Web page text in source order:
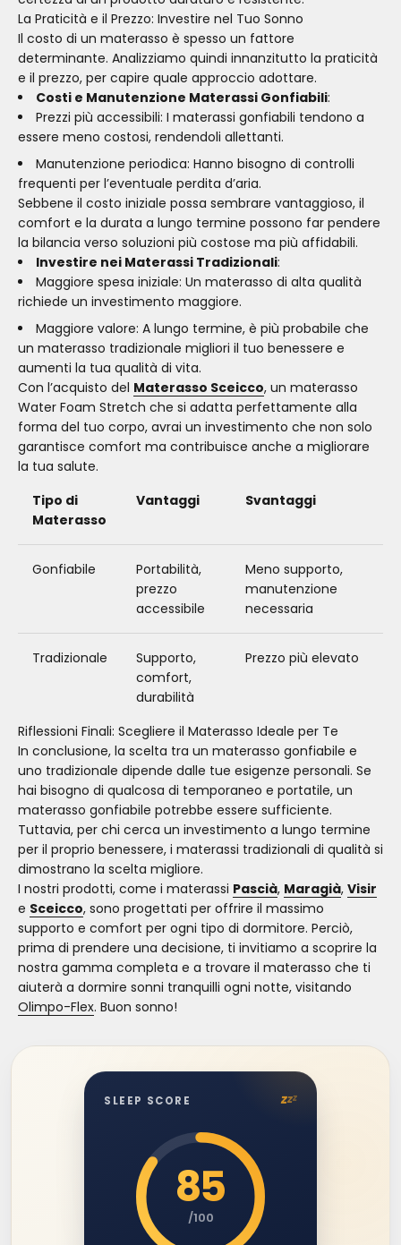
La Praticità e il Prezzo: Investire nel Tuo Sonno
Il costo di un materasso è spesso un fattore
determinante. Analizziamo quindi innanzitutto la praticità
e il prezzo, per capire quale approccio adottare.
Costi e Manutenzione Materassi Gonfiabili:
Prezzi più accessibili: I materassi gonfiabili tendono a
essere meno costosi, rendendoli allettanti.
Manutenzione periodica: Hanno bisogno di controlli
frequenti per l’eventuale perdita d’aria.
Sebbene il costo iniziale possa sembrare vantaggioso, il
comfort e la durata a lungo termine possono far pendere
la bilancia verso soluzioni più costose ma più affidabili.
Investire nei Materassi Tradizionali:
Maggiore spesa iniziale: Un materasso di alta qualità
richiede un investimento maggiore.
Maggiore valore: A lungo termine, è più probabile che
un materasso tradizionale migliori il tuo benessere e
aumenti la tua qualità di vita.
Con l’acquisto del Materasso Sceicco, un materasso
Water Foam Stretch che si adatta perfettamente alla
forma del tuo corpo, avrai un investimento che non solo
garantisce comfort ma contribuisce anche a migliorare
la tua salute.
Tipo di
Materasso
Vantaggi Svantaggi
Gonfiabile
Portabilità,
prezzo
accessibile
Meno supporto,
manutenzione
necessaria
Tradizionale
Supporto,
comfort,
durabilità
Prezzo più elevato
Riflessioni Finali: Scegliere il Materasso Ideale per Te
In conclusione, la scelta tra un materasso gonfiabile e
uno tradizionale dipende dalle tue esigenze personali. Se
hai bisogno di qualcosa di temporaneo e portatile, un
materasso gonfiabile potrebbe essere sufficiente.
Tuttavia, per chi cerca un investimento a lungo termine
per il proprio benessere, i materassi tradizionali di qualità si
dimostrano la scelta migliore.
I nostri prodotti, come i materassi Pascià, Maragià, Visir
e Sceicco, sono progettati per offrire il massimo
supporto e comfort per ogni tipo di dormitore. Perciò,
prima di prendere una decisione, ti invitiamo a scoprire la
nostra gamma completa e a trovare il materasso che ti
aiuterà a dormire sonni tranquilli ogni notte, visitando
Olimpo-Flex. Buon sonno!
SLEEP SCORE zzz
85
/100